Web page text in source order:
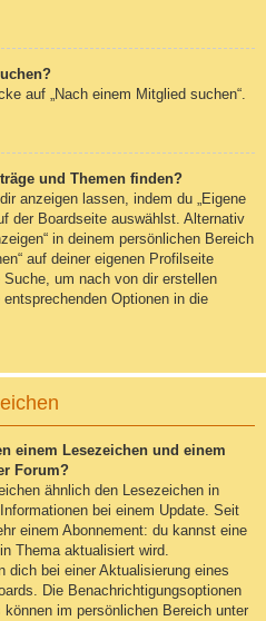
auf „Nach einem Mitglied suchen“.
und Themen finden?
anzeigen lassen, indem du „Eigene
der Boardseite auswählst. Alternativ
in deinem persönlichen Bereich
auf deiner eigenen Profilseite
um nach von dir erstellen
Optionen in die
einem Lesezeichen und einem
Forum?
ähnlich den Lesezeichen in
bei einem Update. Seit
einem Abonnement: du kannst eine
Thema aktualisiert wird.
dich bei einer Aktualisierung eines
Die Benachrichtigungsoptionen
im persönlichen Bereich unter